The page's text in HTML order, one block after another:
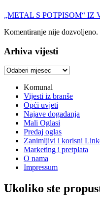
„METAL S POTPISOM“ IZ
Komentiranje nije dozvoljeno.
Arhiva vijesti
Arhiva
Komunal
Vijesti iz branše
Opći uvjeti
Najave događanja
Mali Oglasi
Predaj oglas
Zanimljivi i korisni
Marketing i pretplata
O nama
Impressum
Ukoliko ste